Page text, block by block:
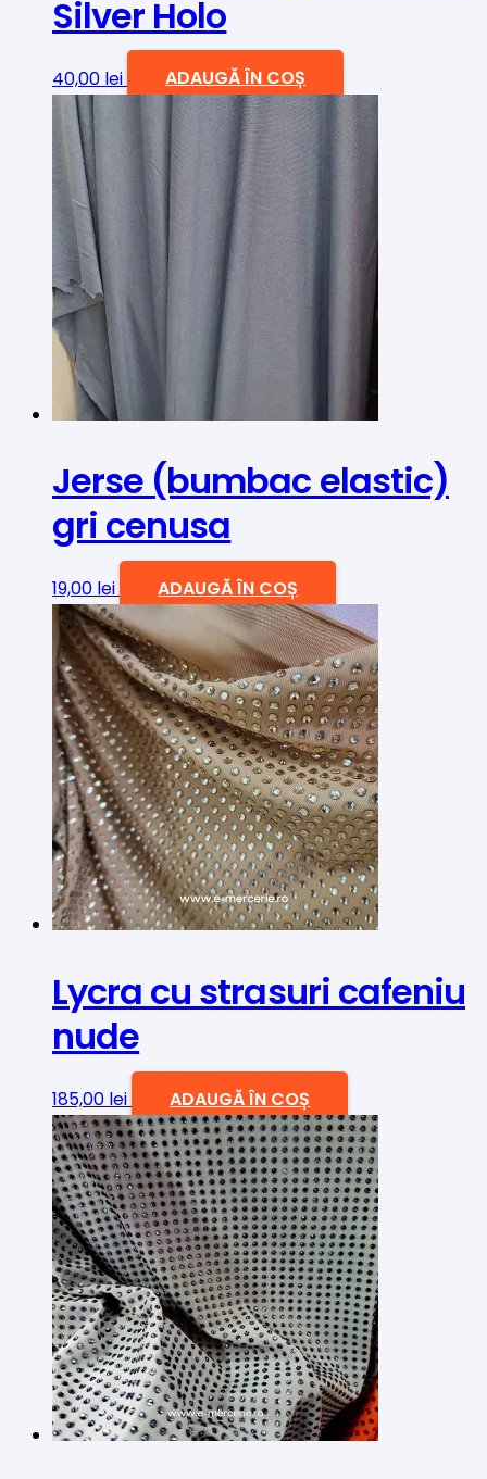
Silver Holo
40,00 lei ADAUGĂ ÎN COȘ
Jerse (bumbac elastic)
gri cenusa
19,00 lei ADAUGĂ ÎN COȘ
Lycra cu strasuri cafeniu
nude
185,00 lei ADAUGĂ ÎN COȘ